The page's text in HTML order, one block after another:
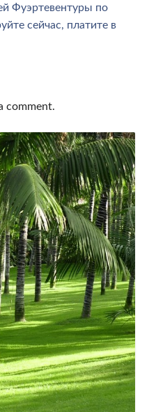
Фуэртевентуры по
сейчас, платите в
comment.